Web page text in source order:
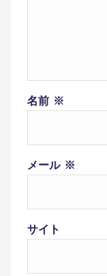
名前 ※
メール ※
サイト